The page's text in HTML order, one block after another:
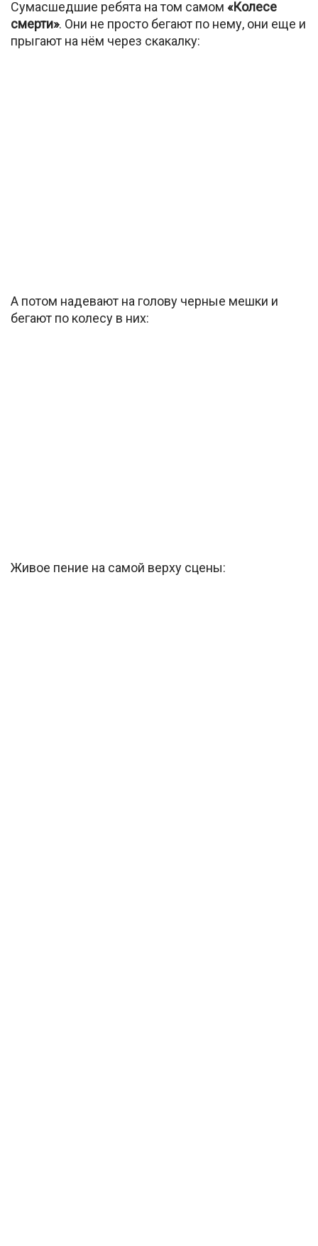
Сумасшедшие ребята на том самом «Колесе
смерти». Они не просто бегают по нему, они еще и
прыгают на нём через скакалку:
А потом надевают на голову черные мешки и
бегают по колесу в них:
Живое пение на самой верху сцены: